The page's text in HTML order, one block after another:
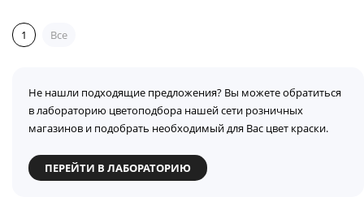
1 Все
Не нашли подходящие предложения? Вы можете обратиться
в лабораторию цветоподбора нашей сети розничных
магазинов и подобрать необходимый для Вас цвет краски.
ПЕРЕЙТИ В ЛАБОРАТОРИЮ